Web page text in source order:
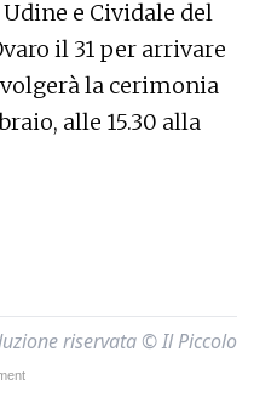
e Cividale del
il 31 per arrivare
la cerimonia
alle 15.30 alla
riservata © Il Piccolo